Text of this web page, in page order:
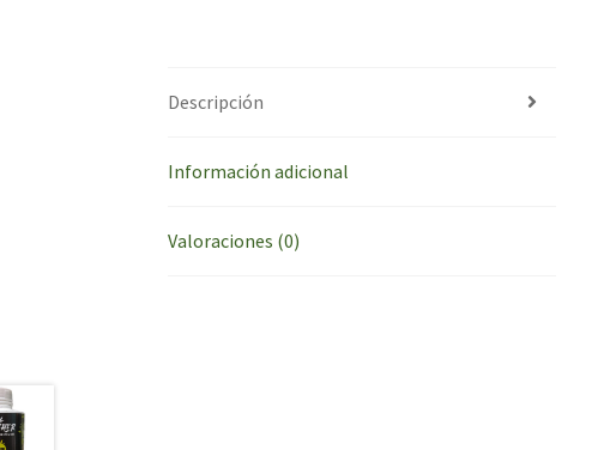
Descripción
Información adicional
Valoraciones (0)